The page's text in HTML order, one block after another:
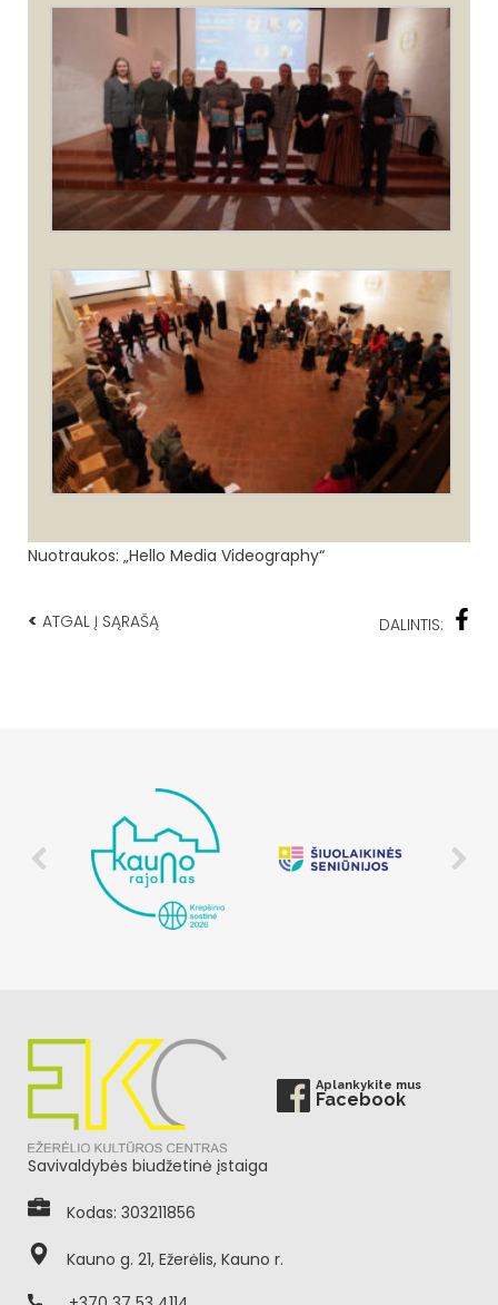
Nuotraukos: „Hello Media Videography“
< ATGAL Į SĄRAŠĄ DALINTIS:
Aplankykite mus
Facebook
Savivaldybės biudžetinė įstaiga
Kodas: 303211856
Kauno g. 21, Ežerėlis, Kauno r.